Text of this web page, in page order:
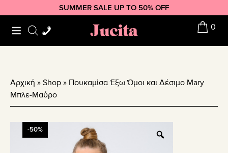
to
primary
to
main
to
footer
SUMMER SALE UP TO 50% OFF
Jucita 0
Αρχική » Shop » Πουκαμίσα Έξω Ώμοι και Δέσιμο Mary
Μπλε-Μαύρο
-50%